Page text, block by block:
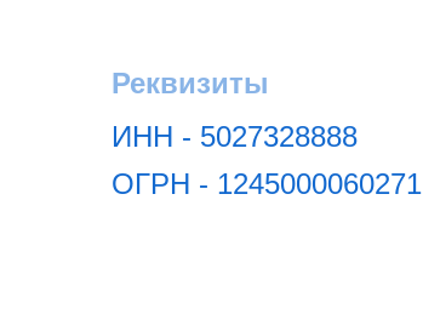
Реквизиты
ИНН - 5027328888
ОГРН - 1245000060271